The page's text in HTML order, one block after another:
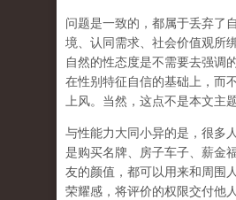
问题是一致的，都属于丢弃了
境、认同需求、社会价值观所
自然的性态度是不需要去强调
在性别特征自信的基础上，而
上风。当然，这点不是本文主题
与性能力大同小异的是，很多
是购买名牌、房子车子、薪金
友的颜值，都可以用来和周围
荣耀感，将评价的权限交付他